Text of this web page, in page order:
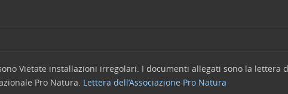
Vietate installazioni irregolari. I documenti allegati sono la lettera
Pro Natura. Lettera dell’Associazione Pro Natura